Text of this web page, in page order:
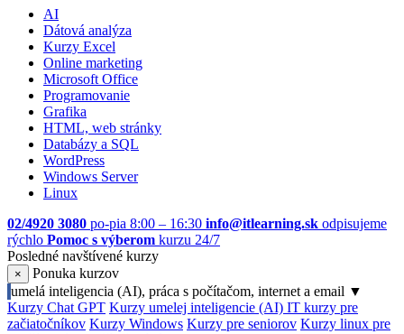
AI
Dátová analýza
Kurzy Excel
Online marketing
Microsoft Office
Programovanie
Grafika
HTML, web stránky
Databázy a SQL
WordPress
Windows Server
Linux
02/4920 3080 po-pia 8:00 – 16:30 info@itlearning.sk odpisujeme
rýchlo Pomoc s výberom kurzu 24/7
Posledné navštívené kurzy
×
Ponuka kurzov
umelá inteligencia (AI), práca s počítačom, internet a email ▼
Kurzy Chat GPT Kurzy umelej inteligencie (AI) IT kurzy pre
začiatočníkov Kurzy Windows Kurzy pre seniorov Kurzy linux pre